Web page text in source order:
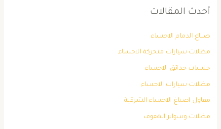
أحدث المقالات
صباغ الدمام الاحساء
مظلات سيارات متحركة الاحساء
جلسات حدائق الاحساء
مظلات سيارات الاحساء
مقاول اصباغ الاحساء الشرقية
مظلات وسواتر الهفوف